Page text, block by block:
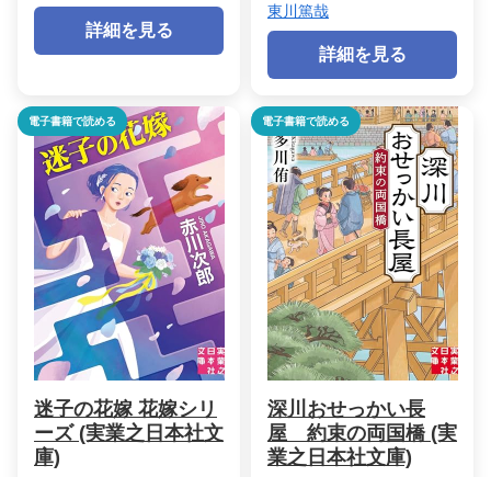
詳細を見る
東川篤哉
詳細を見る
電子書籍で読める
迷子の花嫁 花嫁シリ
ーズ (実業之日本社文
庫)
電子書籍で読める
深川おせっかい長
屋 約束の両国橋 (実
業之日本社文庫)